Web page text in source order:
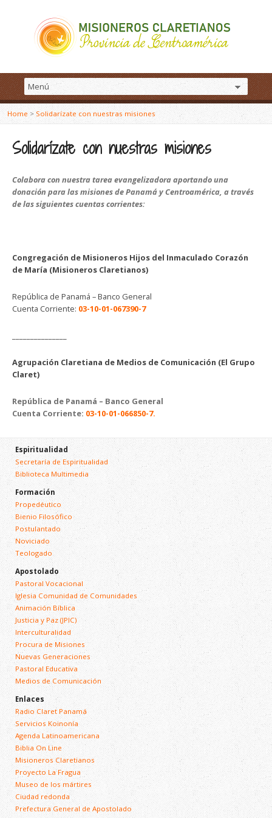
Home > Solidarízate con nuestras misiones
Solidarízate con nuestras misiones
Colabora con nuestra tarea evangelizadora aportando una
donación para las misiones de Panamá y Centroamérica, a través
de las siguientes cuentas corrientes:
Congregación de Misioneros Hijos del Inmaculado Corazón
de María (Misioneros Claretianos)
República de Panamá – Banco General
Cuenta Corriente: 03-10-01-067390-7
Agrupación Claretiana de Medios de Comunicación (El Grupo
Claret)
República de Panamá – Banco General
Cuenta Corriente: 03-10-01-066850-7.
Espiritualidad
Secretaría de Espiritualidad
Biblioteca Multimedia
Formación
Propedéutico
Bienio Filosófico
Postulantado
Noviciado
Teologado
Apostolado
Pastoral Vocacional
Iglesia Comunidad de Comunidades
Animación Bíblica
Justicia y Paz (JPIC)
Interculturalidad
Procura de Misiones
Nuevas Generaciones
Pastoral Educativa
Medios de Comunicación
Enlaces
Radio Claret Panamá
Servicios Koinonía
Agenda Latinoamericana
Biblia On Line
Misioneros Claretianos
Proyecto La Fragua
Museo de los mártires
Ciudad redonda
Prefectura General de Apostolado